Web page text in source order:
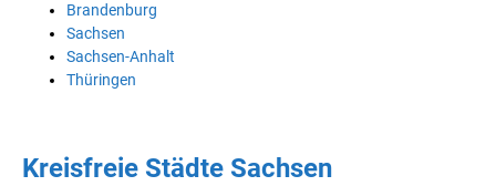
Brandenburg
Sachsen
Sachsen-Anhalt
Thüringen
Kreisfreie Städte Sachsen